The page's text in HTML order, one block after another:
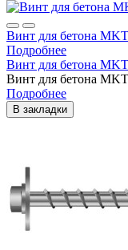
Винт для бетона
Подробнее
Винт для бетона
Винт для бетона
Подробнее
В закладки